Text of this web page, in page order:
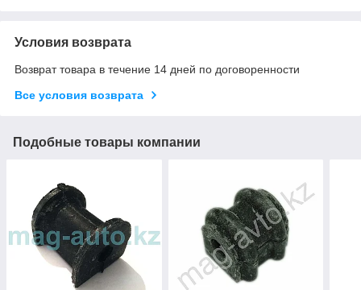
Условия возврата
Возврат товара в течение 14 дней по договоренности
Все условия возврата
Подобные товары компании